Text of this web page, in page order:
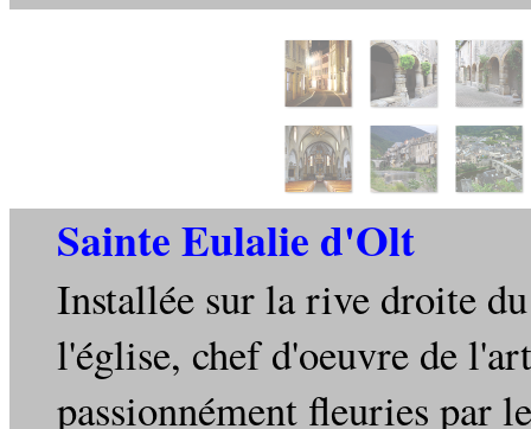
Sainte Eulalie d'Olt
Installée sur la rive droite
l'église, chef d'oeuvre de
passionnément fleuries par